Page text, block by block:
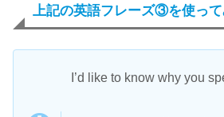
上記の英語フレーズ③を使って
I’d like to know why you